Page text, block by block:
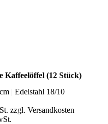
Kaffeelöffel (12 Stück)
| Edelstahl 18/10
zzgl. Versandkosten